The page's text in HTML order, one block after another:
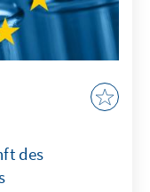
des